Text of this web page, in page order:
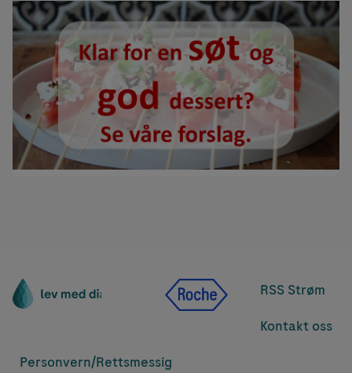
RSS Strøm
Kontakt oss
Personvern/Rettsmessig